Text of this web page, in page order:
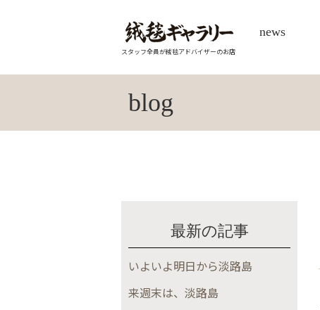
スタッフ全員が絨毯アドバイザーのお店
news
blog
最新の記事
いよいよ明日から淡路島
来週末は、淡路島